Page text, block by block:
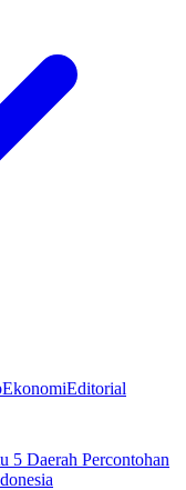
EkonomiEditorial
5 Daerah Percontohan